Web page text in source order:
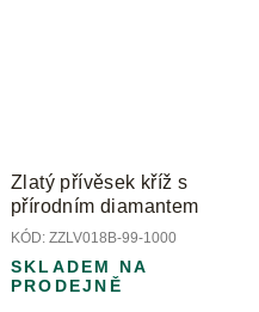
Zlatý přívěsek kříž s
přírodním diamantem
KÓD: ZZLV018B-99-1000
SKLADEM NA
PRODEJNĚ